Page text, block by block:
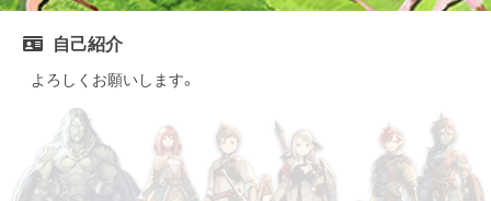
自己紹介
よろしくお願いします。